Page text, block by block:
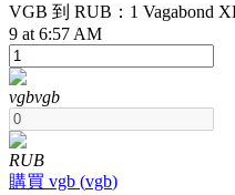
USDT永續
多種以USDT結算的永
VGB 到 RUB：1 Vagabond
9 at 6:57 AM
vgbvgb
RUB
購買 vgb (vgb)